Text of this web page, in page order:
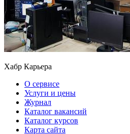
Хабр Карьера
О сервисе
Услуги и цены
Журнал
Каталог вакансий
Каталог курсов
Карта сайта